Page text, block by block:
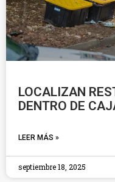
LOCALIZAN
DENTRO DE
LEER MÁS »
septiembre 18, 2025